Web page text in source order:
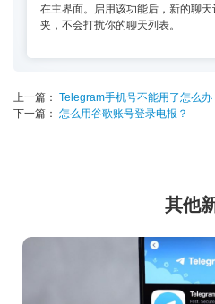
在主界面。启用该功能后，新的聊天
夹，不会打扰你的聊天列表。
上一篇： Telegram手机号不能用了怎么办
下一篇： 怎么用谷歌账号登录电报？
其他